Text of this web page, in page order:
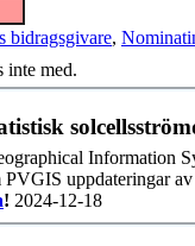
bidragsgivare,
inte med.
Information
uppdateringar
! 2024-12-18